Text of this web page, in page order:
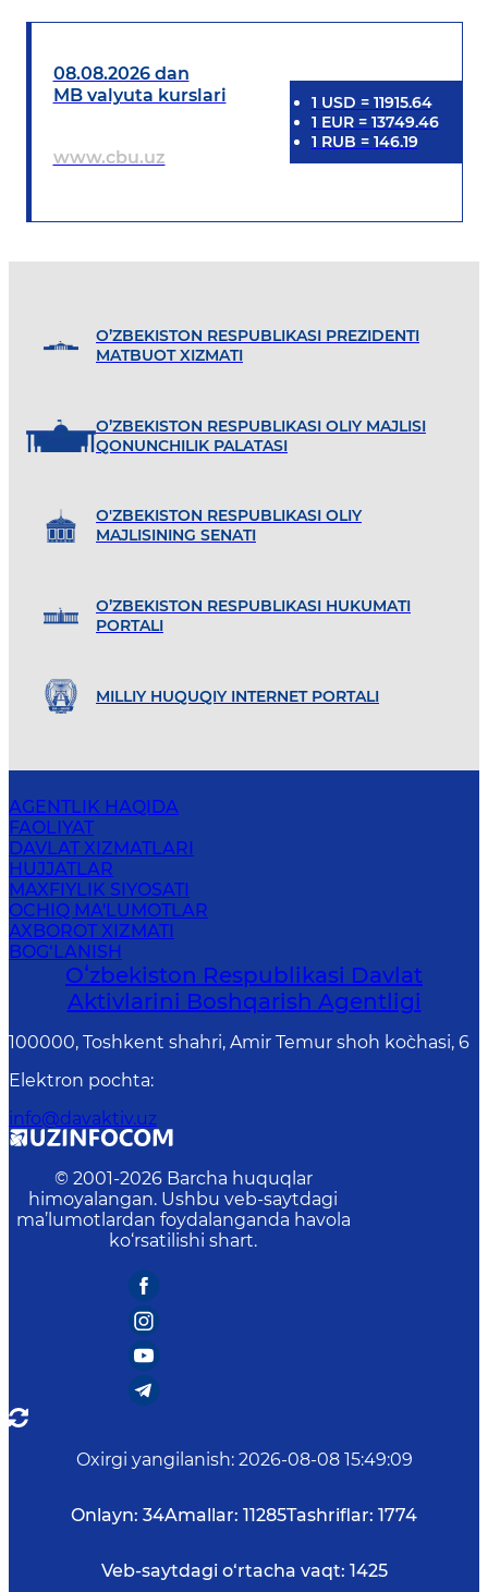
08.08.2026 dan
MB valyuta kurslari
www.cbu.uz
1 USD = 11915.64
1 EUR= 13749.46
1 RUB = 146.19
O’ZBEKISTON RESPUBLIKASI PREZIDENTI
MATBUOT XIZMATI
O’ZBEKISTON RESPUBLIKASI OLIY MAJLISI
QONUNCHILIK PALATASI
O'ZBEKISTON RESPUBLIKASI OLIY
MAJLISINING SENATI
O’ZBEKISTON RESPUBLIKASI HUKUMATI
PORTALI
MILLIY HUQUQIY INTERNET PORTALI
AGENTLIK HAQIDA
FAOLIYAT
DAVLAT XIZMATLARI
HUJJATLAR
MAXFIYLIK SIYOSATI
OCHIQ MA'LUMOTLAR
AXBOROT XIZMATI
BOG‘LANISH
Oʻzbekiston Respublikasi Davlat
Aktivlarini Boshqarish Agentligi
100000, Toshkent shahri, Amir Temur shoh ko`chasi, 6
Elektron pochta:
info@davaktiv.uz
© 2001-2026 Barcha huquqlar
himoyalangan. Ushbu veb-saytdagi
ma’lumotlardan foydalanganda havola
ko‘rsatilishi shart.
Oxirgi yangilanish: 2026-08-08 15:49:09
Onlayn: 34Amallar: 11285Tashriflar: 1774
Veb-saytdagi o‘rtacha vaqt: 1425